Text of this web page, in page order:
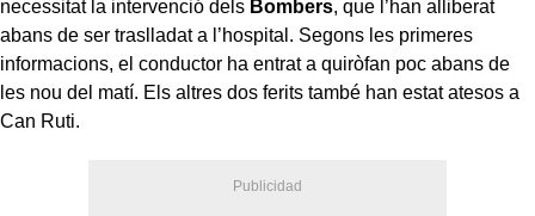
necessitat la intervenció dels Bombers, que l’han alliberat
abans de ser traslladat a l’hospital. Segons les primeres
informacions, el conductor ha entrat a quiròfan poc abans de
les nou del matí. Els altres dos ferits també han estat atesos a
Can Ruti.